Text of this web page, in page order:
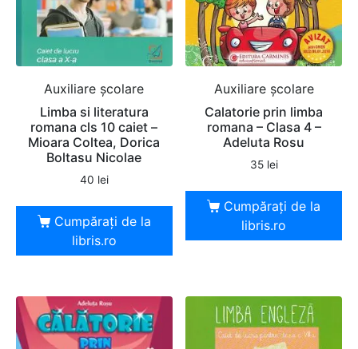
Auxiliare şcolare
Limba si literatura
romana cls 10 caiet –
Mioara Coltea, Dorica
Boltasu Nicolae
40 lei
Cumpărați de la
libris.ro
Auxiliare şcolare
Calatorie prin limba
romana – Clasa 4 –
Adeluta Rosu
35 lei
Cumpărați de la
libris.ro